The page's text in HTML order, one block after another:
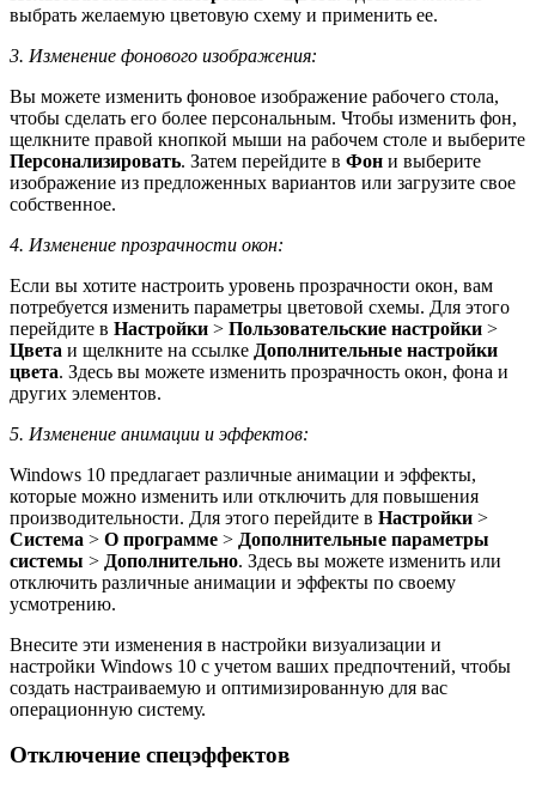
выбрать желаемую цветовую схему и применить ее.
3. Изменение фонового изображения:
Вы можете изменить фоновое изображение рабочего стола,
чтобы сделать его более персональным. Чтобы изменить фон,
щелкните правой кнопкой мыши на рабочем столе и выберите
Персонализировать. Затем перейдите в Фон и выберите
изображение из предложенных вариантов или загрузите свое
собственное.
4. Изменение прозрачности окон:
Если вы хотите настроить уровень прозрачности окон, вам
потребуется изменить параметры цветовой схемы. Для этого
перейдите в Настройки > Пользовательские настройки >
Цвета и щелкните на ссылке Дополнительные настройки
цвета. Здесь вы можете изменить прозрачность окон, фона и
других элементов.
5. Изменение анимации и эффектов:
Windows 10 предлагает различные анимации и эффекты,
которые можно изменить или отключить для повышения
производительности. Для этого перейдите в Настройки >
Система > О программе > Дополнительные параметры
системы > Дополнительно. Здесь вы можете изменить или
отключить различные анимации и эффекты по своему
усмотрению.
Внесите эти изменения в настройки визуализации и
настройки Windows 10 с учетом ваших предпочтений, чтобы
создать настраиваемую и оптимизированную для вас
операционную систему.
Отключение спецэффектов